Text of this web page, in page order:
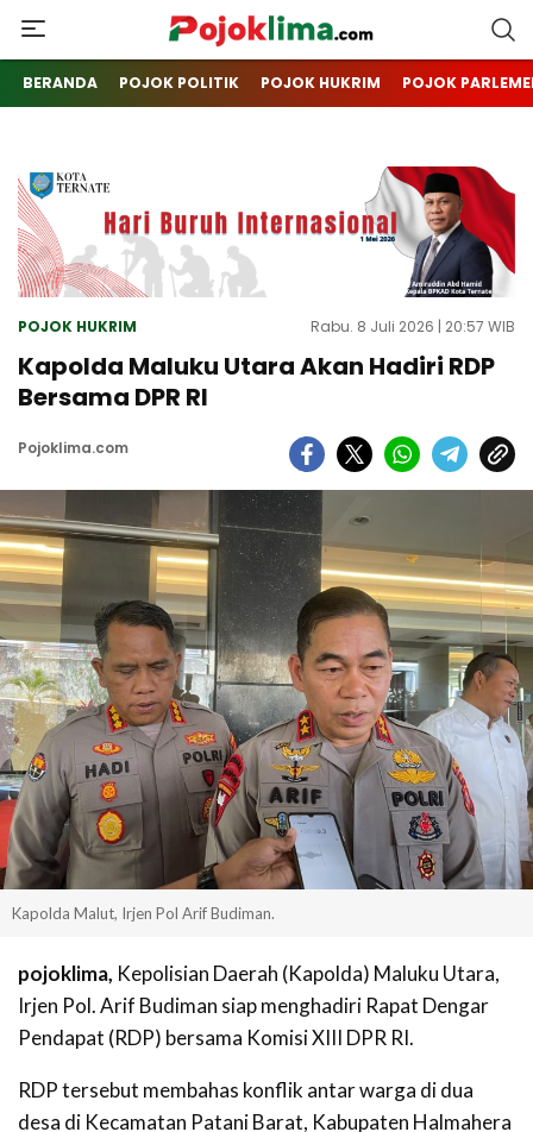
pojoklima.com
Mojokin
BERANDA POJOK POLITIK POJOK HUKRIM POJOK
POJOK HUKRIM Rabu. 8 Juli 2026 | 20:57 WIB
Kapolda Maluku Utara Akan Hadiri RDP
Bersama DPR RI
Pojoklima.com
Kapolda Malut, Irjen Pol Arif Budiman.
pojoklima, Kepolisian Daerah (Kapolda) Maluku Utara,
Irjen Pol. Arif Budiman siap menghadiri Rapat Dengar
Pendapat (RDP) bersama Komisi XIII DPR RI.
RDP tersebut membahas konflik antar warga di dua
desa di Kecamatan Patani Barat, Kabupaten Halmahera